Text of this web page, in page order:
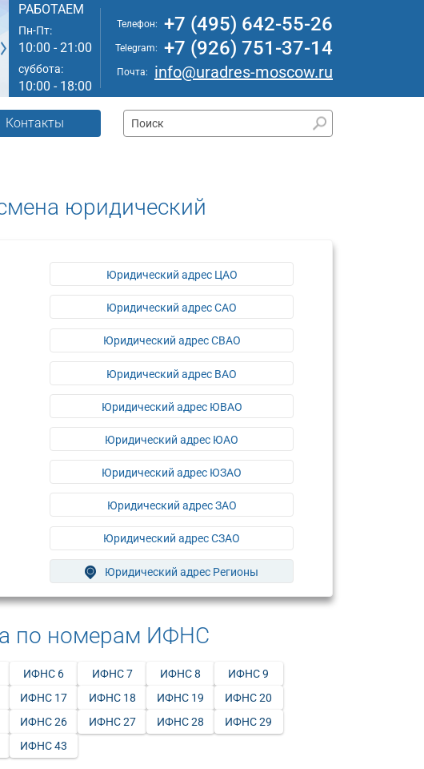
РАБОТАЕМ
Пн-Пт:
10:00 - 21:00
суббота:
10:00 - 18:00
Телефон: +7 (495) 642-55-26
Telegram: +7 (926) 751-37-14
Почта: info@uradres-moscow.ru
Контакты
юридический
Юридический адрес ЦАО
Юридический адрес САО
Юридический адрес СВАО
Юридический адрес ВАО
Юридический адрес ЮВАО
Юридический адрес ЮАО
Юридический адрес ЮЗАО
Юридический адрес ЗАО
Юридический адрес СЗАО
Юридический адрес Регионы
по номерам ИФНС
ИФНС 6 ИФНС 7 ИФНС 8
ИФНС 9
ИФНС 17 ИФНС 18 ИФНС 19
ИФНС 20
ИФНС 26 ИФНС 27 ИФНС 28
ИФНС 29
ИФНС 43